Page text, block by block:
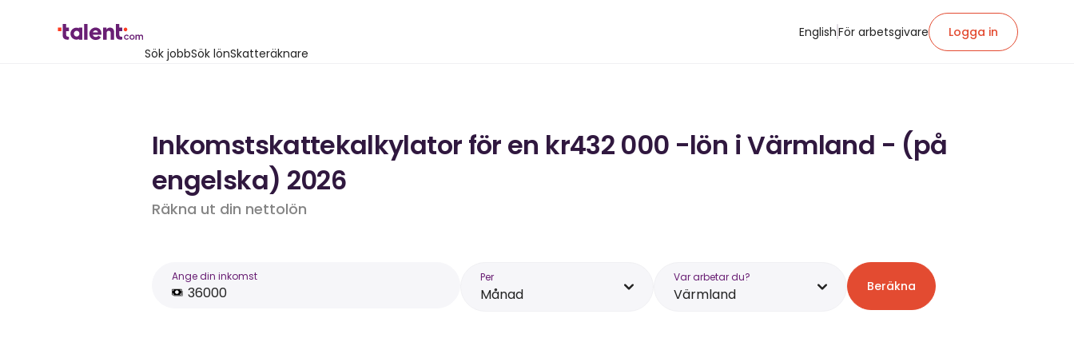
Sök jobbSök lönSkatteräknare
EnglishFör arbetsgivare Logga in
Inkomstskattekalkylator för en kr432 000 -lön i Värmland - (på
engelska) 2026
Räkna ut din nettolön
Ange din inkomst Per
Månad
Var arbetar du?
Värmland Beräkna